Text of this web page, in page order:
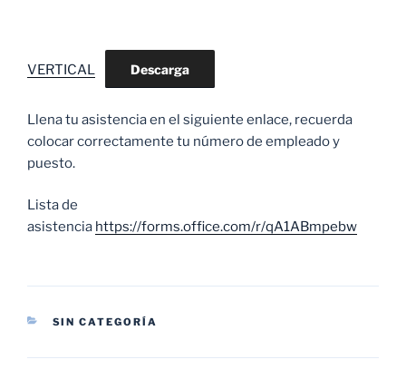
VERTICAL Descarga
Llena tu asistencia en el siguiente enlace, recuerda
colocar correctamente tu número de empleado y
puesto.
Lista de
asistencia https://forms.office.com/r/qA1ABmpebw
CATEGORÍAS
SIN CATEGORÍA